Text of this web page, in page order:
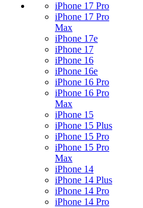
iPhone 17 Pro
iPhone 17 Pro
Max
iPhone 17e
iPhone 17
iPhone 16
iPhone 16e
iPhone 16 Pro
iPhone 16 Pro
Max
iPhone 15
iPhone 15 Plus
iPhone 15 Pro
iPhone 15 Pro
Max
iPhone 14
iPhone 14 Plus
iPhone 14 Pro
iPhone 14 Pro